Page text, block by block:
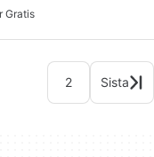
Gratis
2 Sista